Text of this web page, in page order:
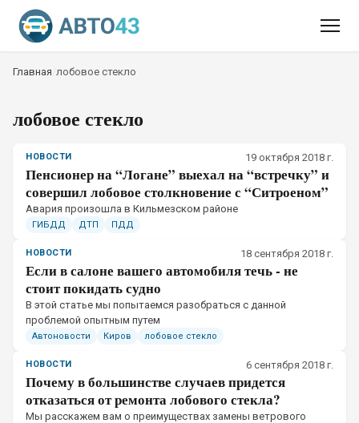
Главная лобовое стекло
лобовое стекло
НОВОСТИ 19 октября 2018 г.
Пенсионер на “Логане” выехал на “встречку” и
совершил лобовое столкновение с “Ситроеном”
​Авария произошла в Кильмезском районе
ГИБДД ДТП ПДД
НОВОСТИ 18 сентября 2018 г.
Если в салоне вашего автомобиля течь - не
стоит покидать судно
В этой статье мы попытаемся разобраться с данной
проблемой опытным путем
Автоновости Киров лобовое стекло
НОВОСТИ 6 сентября 2018 г.
Почему в большинстве случаев придется
отказаться от ремонта лобового стекла?
Мы расскажем вам о преимуществах замены ветрового